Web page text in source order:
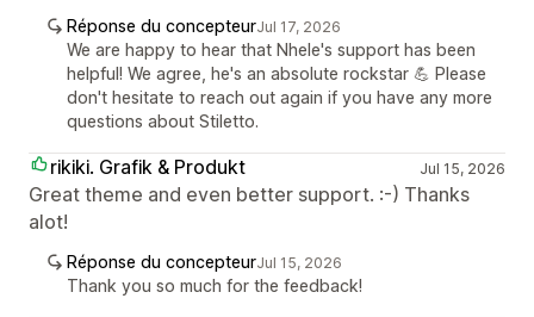
Réponse du concepteurJul 17, 2026
We are happy to hear that Nhele's support has been
helpful! We agree, he's an absolute rockstar 💪 Please
don't hesitate to reach out again if you have any more
questions about Stiletto.
rikiki. Grafik & Produkt Jul 15, 2026
Great theme and even better support. :-) Thanks
alot!
Réponse du concepteurJul 15, 2026
Thank you so much for the feedback!